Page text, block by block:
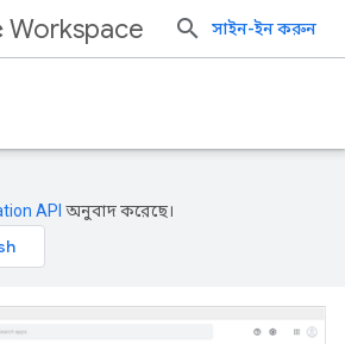
Workspace সাইন-ইন করুন
API অনুবাদ করেছে।